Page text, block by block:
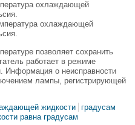
охлаждающей
охлаждающей
позволяет сохранить
работает в режиме
Информация о неисправности
лампы, регистрирующей
жидкости
градусам
равна градусам